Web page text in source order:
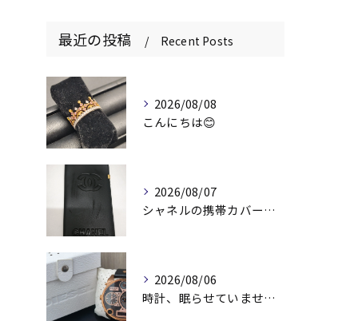
最近の投稿 Recent Posts
2026/08/08
こんにちは😊
2026/08/07
シャネルの携帯カバー、お持ちいただきありがとうございます📱✨
2026/08/06
時計、眠らせていませんか？⌚️